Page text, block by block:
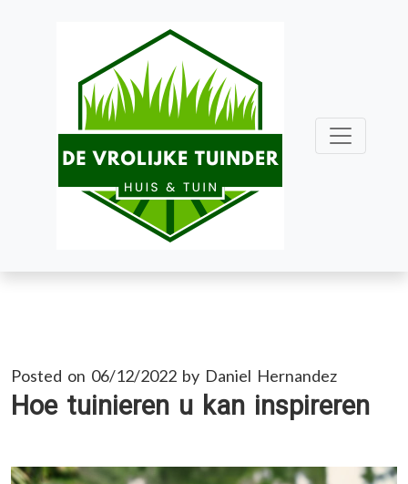
Posted on 06/12/2022 by Daniel Hernandez
Hoe tuinieren u kan inspireren